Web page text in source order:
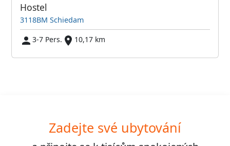
Hostel
3118BM Schiedam
3-7 Pers.
10,17 km
Zadejte své ubytování